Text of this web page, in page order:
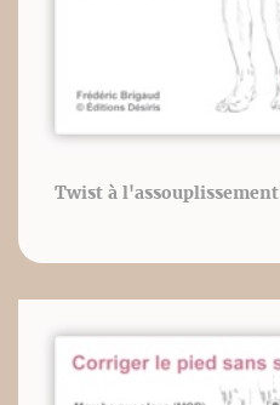
Twist à l'assouplissement